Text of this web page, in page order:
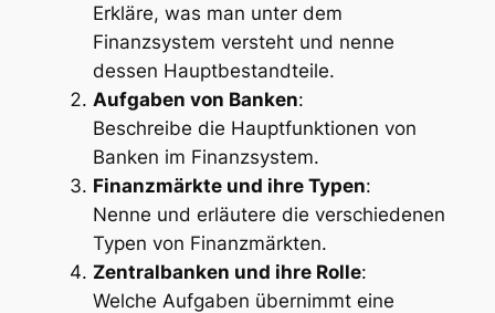
Erkläre, was man unter dem
Finanzsystem versteht und nenne
dessen Hauptbestandteile.
Aufgaben von Banken:
Beschreibe die Hauptfunktionen von
Banken im Finanzsystem.
Finanzmärkte und ihre Typen:
Nenne und erläutere die verschiedenen
Typen von Finanzmärkten.
Zentralbanken und ihre Rolle:
Welche Aufgaben übernimmt eine